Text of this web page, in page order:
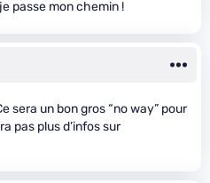
passe mon chemin !
sera un bon gros “no way” pour
pas plus d’infos sur